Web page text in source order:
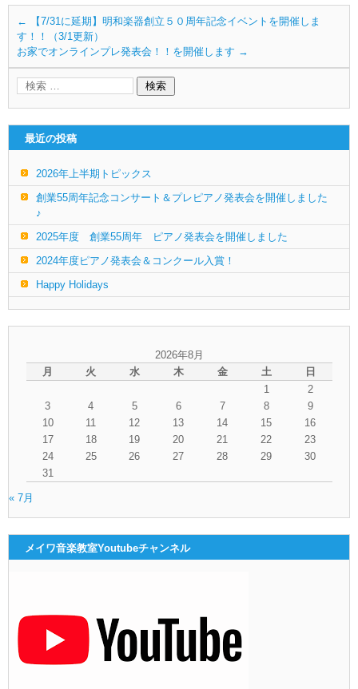
←
【7/31に延期】明和楽器創立５０周年記念イベントを開催しま
す！！（3/1更新）
お家でオンラインプレ発表会！！を開催します →
最近の投稿
2026年上半期トピックス
創業55周年記念コンサート＆プレピアノ発表会を開催しました
♪
2025年度 創業55周年 ピアノ発表会を開催しました
2024年度ピアノ発表会＆コンクール入賞！
Happy Holidays
2026年8月
月
火 水 木 金 土
日
1
2
3
4 5 6 7 8
9
10
11 12 13 14 15
16
17
18 19 20 21 22
23
24
25 26 27 28 29
30
31
« 7月
メイワ音楽教室Youtubeチャンネル